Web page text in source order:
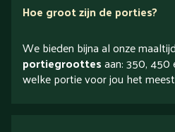
Hoe groot zijn de porties?
We bieden bijna al onze
portiegroottesaan: 350,
welke portie voor jou het